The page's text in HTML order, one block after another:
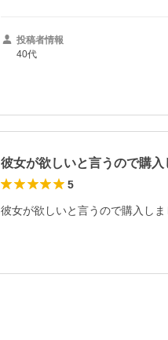
投稿者情報
40代
彼女が欲しいと言うので購
5
彼女が欲しいと言うので購入し